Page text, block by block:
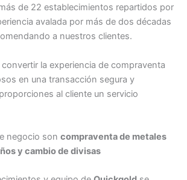
de 22 establecimientos repartidos por
avalada por más de dos décadas
a nuestros clientes.
convertir la experiencia de compraventa
en una transacción segura y
al cliente un servicio
negocio son compraventa de metales
y cambio de divisas